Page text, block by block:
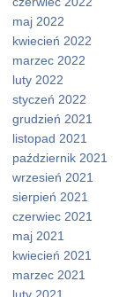
maj 2022
kwiecień 2022
marzec 2022
luty 2022
styczeń 2022
grudzień 2021
listopad 2021
październik 2021
wrzesień 2021
sierpień 2021
czerwiec 2021
maj 2021
kwiecień 2021
marzec 2021